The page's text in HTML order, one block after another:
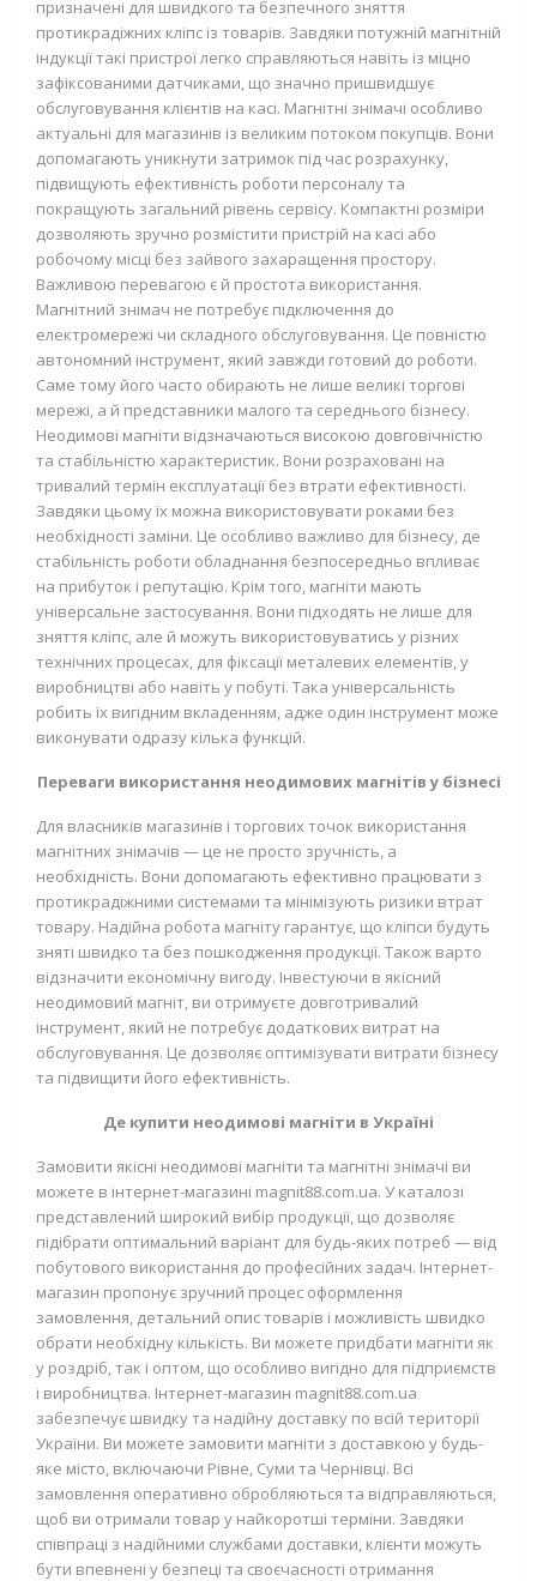
призначені для швидкого та безпечного зняття
протикрадіжних кліпс із товарів. Завдяки потужній магнітній
індукції такі пристрої легко справляються навіть із міцно
зафіксованими датчиками, що значно пришвидшує
обслуговування клієнтів на касі. Магнітні знімачі особливо
актуальні для магазинів із великим потоком покупців. Вони
допомагають уникнути затримок під час розрахунку,
підвищують ефективність роботи персоналу та
покращують загальний рівень сервісу. Компактні розміри
дозволяють зручно розмістити пристрій на касі або
робочому місці без зайвого захаращення простору.
Важливою перевагою є й простота використання.
Магнітний знімач не потребує підключення до
електромережі чи складного обслуговування. Це повністю
автономний інструмент, який завжди готовий до роботи.
Саме тому його часто обирають не лише великі торгові
мережі, а й представники малого та середнього бізнесу.
Неодимові магніти відзначаються високою довговічністю
та стабільністю характеристик. Вони розраховані на
тривалий термін експлуатації без втрати ефективності.
Завдяки цьому їх можна використовувати роками без
необхідності заміни. Це особливо важливо для бізнесу, де
стабільність роботи обладнання безпосередньо впливає
на прибуток і репутацію. Крім того, магніти мають
універсальне застосування. Вони підходять не лише для
зняття кліпс, але й можуть використовуватись у різних
технічних процесах, для фіксації металевих елементів, у
виробництві або навіть у побуті. Така універсальність
робить їх вигідним вкладенням, адже один інструмент може
виконувати одразу кілька функцій.
Переваги використання неодимових магнітів у бізнесі
Для власників магазинів і торгових точок використання
магнітних знімачів — це не просто зручність, а
необхідність. Вони допомагають ефективно працювати з
протикрадіжними системами та мінімізують ризики втрат
товару. Надійна робота магніту гарантує, що кліпси будуть
зняті швидко та без пошкодження продукції. Також варто
відзначити економічну вигоду. Інвестуючи в якісний
неодимовий магніт, ви отримуєте довготривалий
інструмент, який не потребує додаткових витрат на
обслуговування. Це дозволяє оптимізувати витрати бізнесу
та підвищити його ефективність.
Де купити неодимові магніти в Україні
Замовити якісні неодимові магніти та магнітні знімачі ви
можете в інтернет-магазині magnit88.com.ua. У каталозі
представлений широкий вибір продукції, що дозволяє
підібрати оптимальний варіант для будь-яких потреб — від
побутового використання до професійних задач. Інтернет-
магазин пропонує зручний процес оформлення
замовлення, детальний опис товарів і можливість швидко
обрати необхідну кількість. Ви можете придбати магніти як
у роздріб, так і оптом, що особливо вигідно для підприємств
і виробництва. Інтернет-магазин magnit88.com.ua
забезпечує швидку та надійну доставку по всій території
України. Ви можете замовити магніти з доставкою у будь-
яке місто, включаючи Рівне, Суми та Чернівці. Всі
замовлення оперативно обробляються та відправляються,
щоб ви отримали товар у найкоротші терміни. Завдяки
співпраці з надійними службами доставки, клієнти можуть
бути впевнені у безпеці та своєчасності отримання